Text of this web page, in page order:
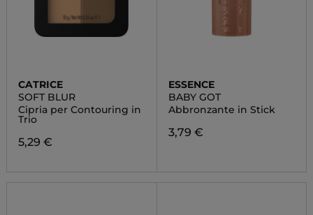
CATRICE
SOFT BLUR
Cipria per Contouring in
Trio
5,29 €
ESSENCE
BABY GOT
Abbronzante in Stick
3,79 €